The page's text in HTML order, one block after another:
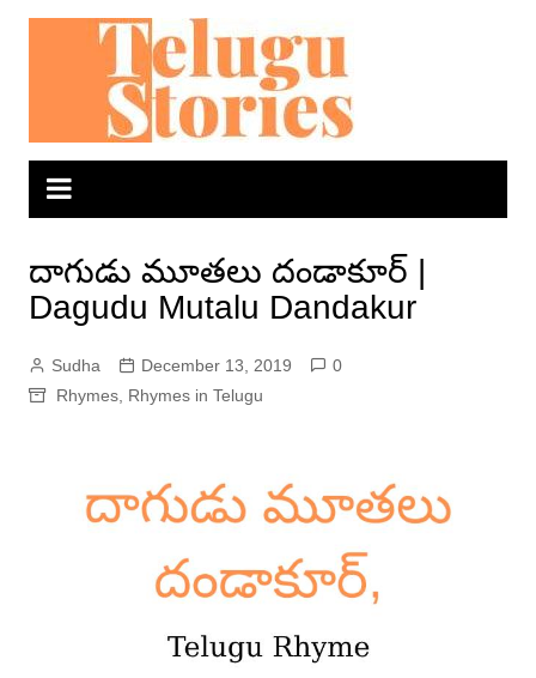
Skip
దాగుడు మూతలు దండాకూర్ |
Dagudu Mutalu Dandakur
Sudha December 13, 2019
0
Rhymes, Rhymes in Telugu